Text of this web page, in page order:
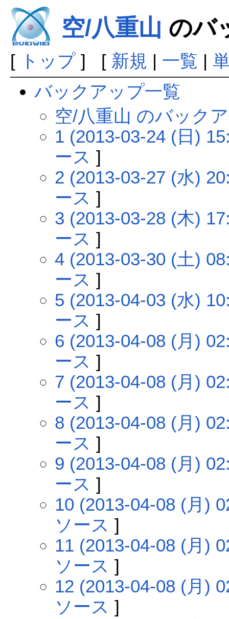
空/八重山 のバ
[ トップ] [ 新規 | 一覧 |
バックアップ一覧
空/八重山 のバック
1 (2013-03-24 (日)
ース ]
2 (2013-03-27 (水)
ース ]
3 (2013-03-28 (木)
ース ]
4 (2013-03-30 (土)
ース ]
5 (2013-04-03 (水)
ース ]
6 (2013-04-08 (月)
ース ]
7 (2013-04-08 (月)
ース ]
8 (2013-04-08 (月)
ース ]
9 (2013-04-08 (月)
ース ]
10 (2013-04-08 (月)
ソース ]
11 (2013-04-08 (月)
ソース ]
12 (2013-04-08 (月)
ソース ]